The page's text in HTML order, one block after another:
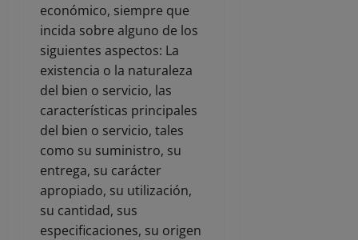
económico, siempre que
incida sobre alguno de los
siguientes aspectos: La
existencia o la naturaleza
del bien o servicio, las
características principales
del bien o servicio, tales
como su suministro, su
entrega, su carácter
apropiado, su utilización,
su cantidad, sus
especificaciones, su origen